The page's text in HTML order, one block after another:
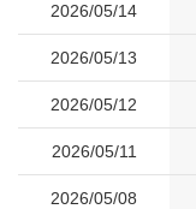
2026/05/14
2026/05/13
2026/05/12
2026/05/11
2026/05/08